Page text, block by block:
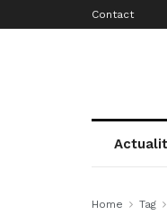
Contact
Home Tag